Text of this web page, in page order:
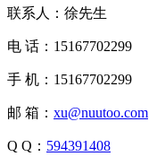
联系人：徐先生
电 话：15167702299
手 机：15167702299
邮 箱： xu@nuutoo.com
Q Q： 594391408